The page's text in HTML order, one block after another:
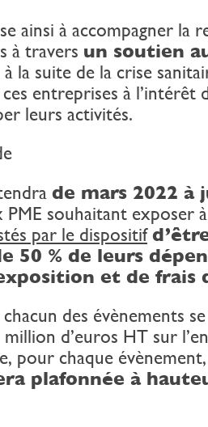
ainsi à accompagner la
à travers un soutien
à la suite de la crise
entreprises à l’intérêt
leurs activités.
de mars 2022 à
souhaitant exposer à
par le dispositif
50 % de leurs
et de frais
des évènements
d’euros HT sur
pour chaque évènement,
plafonnée à